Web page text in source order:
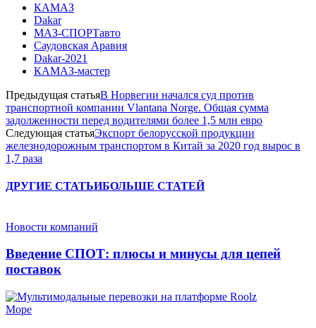
КАМАЗ
Dakar
МАЗ-СПОРТавто
Саудовская Аравия
Dakar-2021
КАМАЗ-мастер
Предыдущая статьяВ Норвегии начался суд против
транспортной компании Vlantana Norge. Общая сумма
задолженности перед водителями более 1,5 млн евро
Следующая статьяЭкспорт белорусской продукции
железнодорожным транспортом в Китай за 2020 год вырос в
1,7 раза
ДРУГИЕ СТАТЬИБОЛЬШЕ СТАТЕЙ
Новости компаний
Введение СПОТ: плюсы и минусы для цепей
поставок
Море